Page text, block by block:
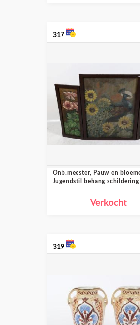
317
Onb.meester, Pauw en
Jugendstil behang schildering
Verkocht
319